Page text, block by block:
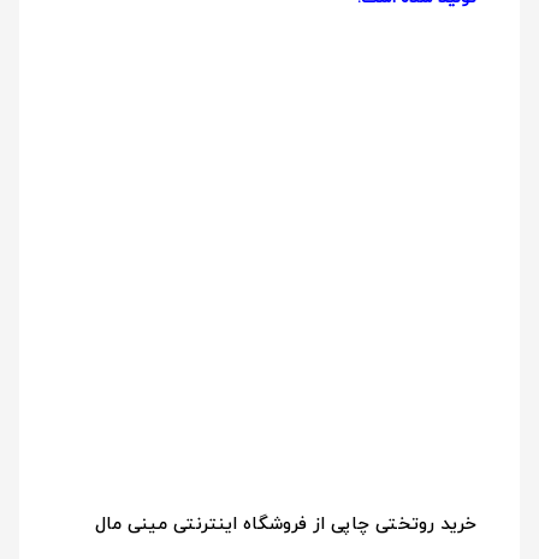
خرید روتختی چاپی از فروشگاه اینترنتی مینی مال